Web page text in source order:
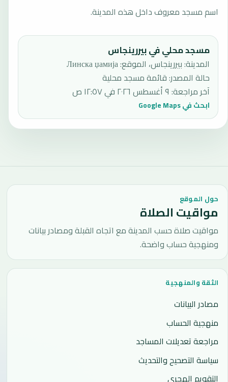
اسم مسجد معروف داخل هذه المدينة.
مسجد محلي في بيررينجاس
المدينة: بيررينجاس، الموقع: Линска џамија
حالة المصدر:قائمة مسجد محلية
آخر مراجعة: ٩ أغسطس ٢٠٢٦ في ١٢:٥٧ ص
ابحث في Google Maps
حول الموقع
مواقيت الصلاة
مواقيت صلاة حسب المدينة مع اتجاه القبلة ومصادر بيانات
ومنهجية حساب واضحة.
الثقة والمنهجية
مصادر البيانات
منهجية الحساب
مراجعة تعديلات المساجد
سياسة التصحيح والتحديث
التقويم الهجري